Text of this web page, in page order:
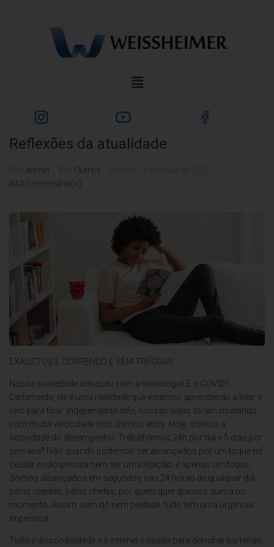
Reflexões da atualidade
admin Outros
843 comentário(s)
EXAUSTOS E CORRENDO E SEM TRÉGUAS
Nossa sociedade adoeceu com a tecnologia! E o COVID?
Certamente, ele é uma realidade que estamos aprendendo a lidar e
veio para ficar. Independente dele, nossas vidas foram mudando
com muita velocidade nos últimos anos. Hoje, somos a
sociedade do desempenho. Trabalhamos 24h por dia e 5 dias por
semana? Não quando podemos ser alcançados por um toque no
celular e não precisa nem ser uma ligação: é apenas um toque.
Somos alcançados em segundos nas 24 horas de qualquer dia,
pelos clientes, pelos chefes, por quem quer que nos queira no
momento. Assim, sem dó nem piedade, tudo tem uma urgência
imperiosa.
Tudo é disponibilidade e a internet é usada para derrubar barreiras